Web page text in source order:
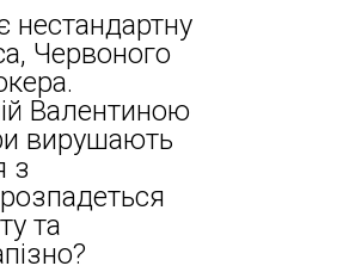
нестандартну
Червоного
Валентиною
вирушають
з
та